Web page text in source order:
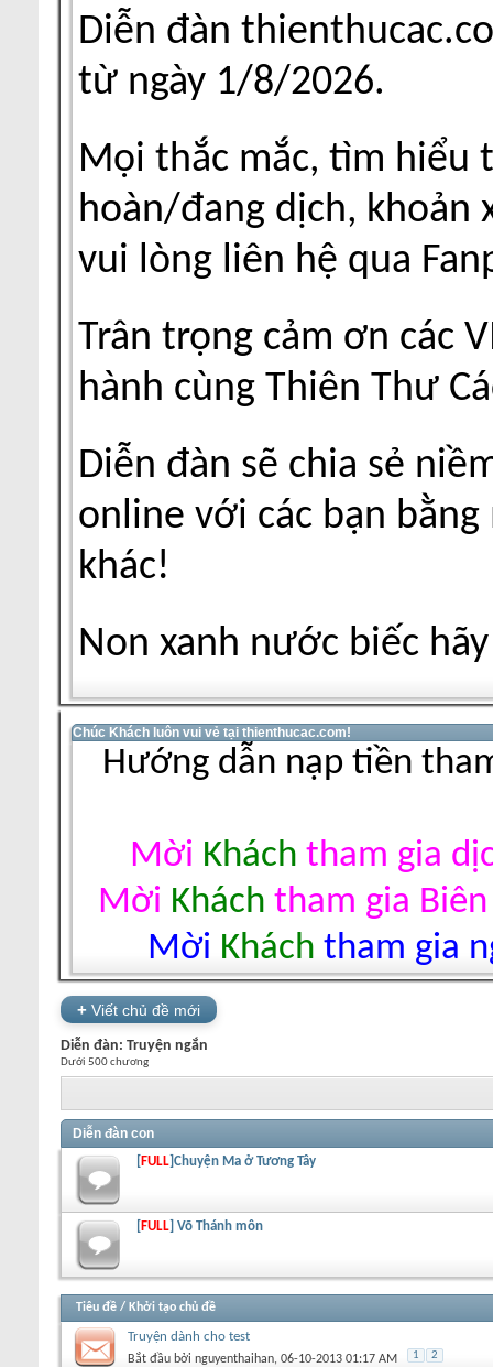
Diễn đàn
từ ngày 1/8/2026.
Mọi thắc mắc, tìm hiểu
hoàn/đang dịch, khoản
vui lòng liên hệ qua
Trân trọng cảm ơn các
hành cùng Thiên Thư
Diễn đàn sẽ chia sẻ
online với các bạn
khác!
Non xanh nước biếc
Chúc Khách luôn vui vẻ tại thienthucac.com!
Hướng dẫn nạp tiền
Mời Khách tham gia
Mời Khách tham gia
Mời Khách tham gia
+ Viết chủ đề mới
Diễn đàn: Truyện ngắn
Dưới 500 chương
Diễn đàn con
[ FULL]Chuyện Ma ở Tương Tây
[ FULL] Võ Thánh môn
Tiêu đề / Khởi tạo chủ đề
Truyện dành cho test
Bắt đầu bởi nguyenthaihan‎, 06-10-2013 01:17 AM 1 2